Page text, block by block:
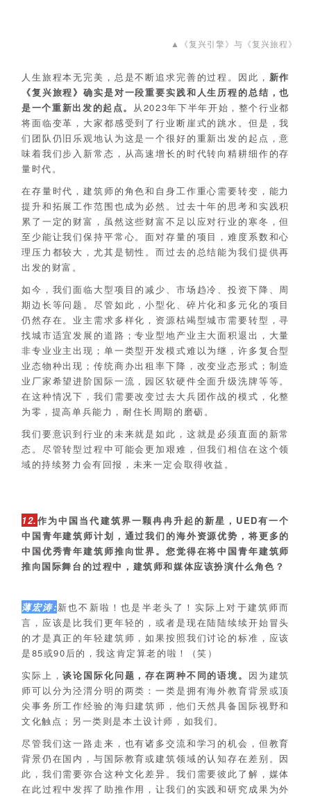
▲《复兴引擎》与《复兴旅程》
人生旅程本无完美，总是不断追求完善的过程。因此， 新作
《复兴旅程》确实是对一段重要实践和人生历程的总结，也
是一个重新出发的起点。 从2023年下半年开始，整个行业都
将面临变革，大家都感受到了行业断崖式的跳水。但是，我
们团队仍旧乐观地认为这是一个很好的重新出发的起点，意
味着我们步入新常态，从高速增长的时代转向精耕细作的存
量时代。
在存量时代，建筑师的角色和自身工作重心需要转变，能力
提升和拓展工作范围也成为必然。过去十年的思考和实践积
累了一定的财富，虽然这些财富不足以应对行业的寒冬，但
至少能让我们保持平常心。面对存量的项目，难度系数和心
理压力都较大，尤其是韧性。而过去的总结能为我们提供再
出发的财富。
如今，我们面临大型项目的减少、市场趋冷、投资下降、周
期边长等问题。尽管如此，小型化、碎片化和多元化的项目
仍然存在。业主需求多样化，资源枯竭型城市需要转型，寻
找城市适宜发展的道路；专业型地产业主大面积退出，大量
非专业业主出现；单一类型开发模式难以为继，许多复合型
业态物种出现；传统商办出租率下降，改变业态形式；制造
业厂家希望进阶国际一流，园区软硬件全面升级洗牌等等。
在这种情况下，我们需要改变过去大兵团作战的模式，化整
为零，提高单兵能力，耐住长周期的磨砺。
我们要意识到行业的未来就是如此，这就是必须直面的新常
态。尽管转型过程中可能会更加艰难，但我们相信在这个领
域的持续努力会有回报，未来一定会取得收益。
12.作为中国当代建筑界一颗冉冉升起的新星，UED有一个
中国青年建筑师计划，通过我们的海外资源优势，将更多的
中国优秀青年建筑师推向世界。您觉得在将中国青年建筑师
推向国际舞台的过程中，建筑师和媒体应该扮演什么角色？
薄宏涛:新也不新啦！也是半老头了！实际上对于建筑师而
言，应该是比我们更年轻的，或者是现在陆陆续续开始冒头
的才是真正的年轻建筑师，如果按照我们讨论的标准，应该
是85或90后的，我这肯定算老的啦！（笑）
实际上，谈论国际化问题，存在两种不同的语境。 因为建筑
师可以分为泾渭分明的两类：一类是拥有海外教育背景或顶
尖事务所工作经验的海归建筑师，他们天然具备国际视野和
文化触点；另一类则是本土设计师，如我们。
尽管我们这一路走来，也有诸多交流和学习的机会，但教育
背景仍在国内，与国际教育或建筑领域的认知存在差别。因
此，我们需要弥合这种文化差异。我们需要彼此了解，媒体
在此过程中发挥了助推作用，让我们的实践和研究成果为外